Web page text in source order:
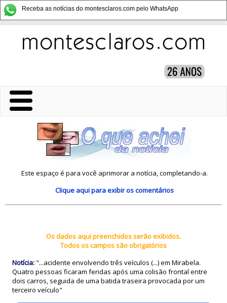
Receba as notícias do montesclaros.com pelo WhatsApp
Este espaço é para você aprimorar a notícia, completando-a.
Clique aquipara exibir os comentários
Os dados aqui preenchidos serão exibidos.
Todos os campos são obrigatórios
Notícia: "...acidente envolvendo três veículos (...) em Mirabela.
Quatro pessoas ficaram feridas após uma colisão frontal entre
dois carros, seguida de uma batida traseira provocada por um
terceiro veículo"